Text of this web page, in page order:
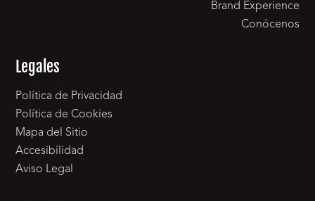
Brand Experience
Conócenos
Legales
Política de Privacidad
Política de Cookies
Mapa del Sitio
Accesibilidad
Aviso Legal